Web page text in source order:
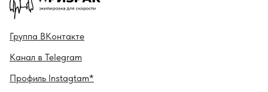
Канал в Telegram
Профиль Instagtam*
Гру ппа ВКонтакте